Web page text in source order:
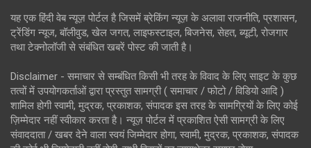
यह एक हिंदी वेब न्यूज़ पोर्टल है जिसमें ब्रेकिंग न्यूज़ के अलावा राजनीति, प्रशासन,
ट्रेंडिंग न्यूज, बॉलीवुड, खेल जगत, लाइफस्टाइल, बिजनेस, सेहत, ब्यूटी, रोजगार
तथा टेक्नोलॉजी से संबंधित खबरें पोस्ट की जाती है।
Disclaimer - समाचार से सम्बंधित किसी भी तरह के विवाद के लिए साइट के कुछ
तत्वों में उपयोगकर्ताओं द्वारा प्रस्तुत सामग्री ( समाचार / फोटो / विडियो आदि )
शामिल होगी स्वामी, मुद्रक, प्रकाशक, संपादक इस तरह के सामग्रियों के लिए कोई
ज़िम्मेदार नहीं स्वीकार करता है। न्यूज़ पोर्टल में प्रकाशित ऐसी सामग्री के लिए
संवाददाता / खबर देने वाला स्वयं जिम्मेदार होगा, स्वामी, मुद्रक, प्रकाशक, संपादक